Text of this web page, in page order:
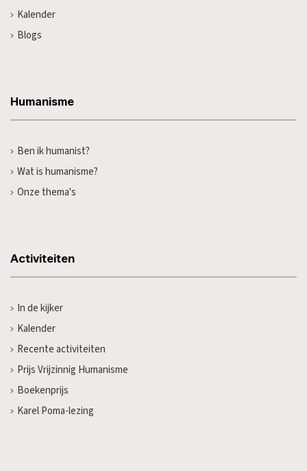
Kalender
Blogs
Humanisme
Ben ik humanist?
Wat is humanisme?
Onze thema's
Activiteiten
In de kijker
Kalender
Recente activiteiten
Prijs Vrijzinnig Humanisme
Boekenprijs
Karel Poma-lezing